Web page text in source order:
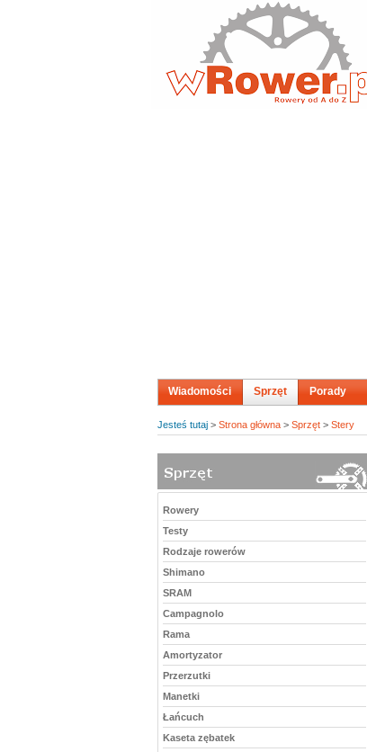
Wiadomości Sprzęt Porady
Jesteś tutaj > Strona główna > Sprzęt > Stery
Rowery
Testy
Rodzaje rowerów
Shimano
SRAM
Campagnolo
Rama
Amortyzator
Przerzutki
Manetki
Łańcuch
Kaseta zębatek